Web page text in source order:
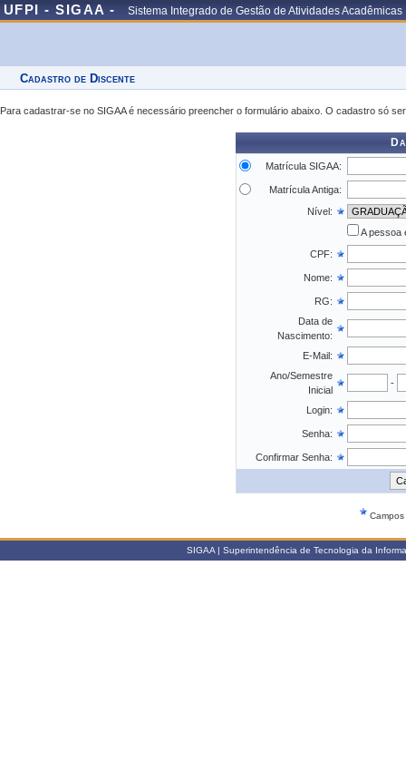
UFPI - SIGAA - Sistema Integrado de Gestão de Atividades Acadêmicas
Cadastro de Discente
Para cadastrar-se no SIGAA é necessário preencher o formulário abaixo. O cadastro só
Matrícula SIGAA:
Matrícula Antiga:
Nível:
A pessoa
CPF:
Nome:
RG:
Data de
Nascimento:
E-Mail:
Ano/Semestre
Inicial
-
Login:
Senha:
Confirmar Senha:
SIGAA | Superintendência de Tecnologia da